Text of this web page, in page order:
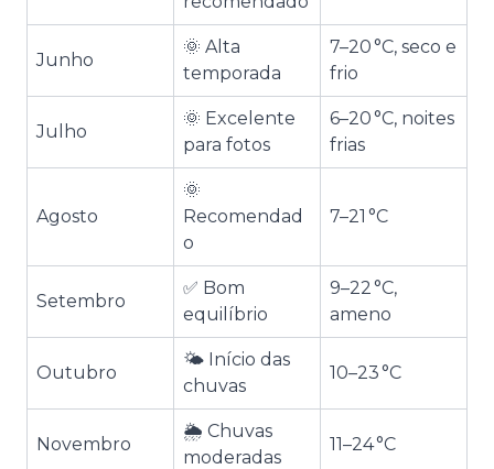
Junho
🌞 Alta
temporada
7–20 °C, seco e
frio
Julho
🌞 Excelente
para fotos
6–20 °C, noites
frias
Agosto
🌞
Recomendad
o
7–21 °C
Setembro
✅ Bom
equilíbrio
9–22 °C,
ameno
Outubro
🌤️ Início das
chuvas
10–23 °C
Novembro
🌦️ Chuvas
moderadas
11–24 °C